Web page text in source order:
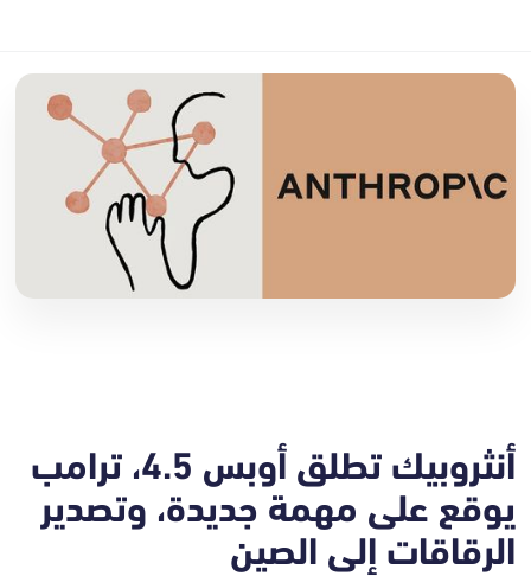
أنثروبيك تطلق أوبس 4.5، ترامب
يوقع على مهمة جديدة، وتصدير
الرقاقات إلى الصين